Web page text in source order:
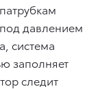
давлением
система
заполняет
следит